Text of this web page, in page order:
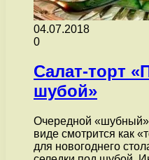
04.07.2018
0
Салат-торт
шубой»
Очередной «шубный»
виде смотрится как
для новогоднего